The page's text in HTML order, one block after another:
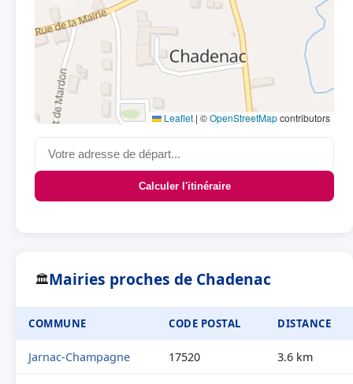
Leaflet | ©OpenStreetMapcontributors
Calculer l'itinéraire
🏛Mairies proches de Chadenac
COMMUNE CODE POSTAL DISTANCE
Jarnac-Champagne 17520 3.6 km